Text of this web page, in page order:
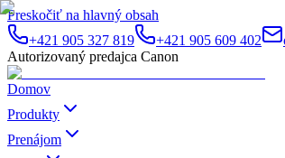
Preskočiť na hlavný obsah
+421 905 327 819
+421 905 609 402
Autorizovaný predajca Canon
Domov
Produkty
Prenájom